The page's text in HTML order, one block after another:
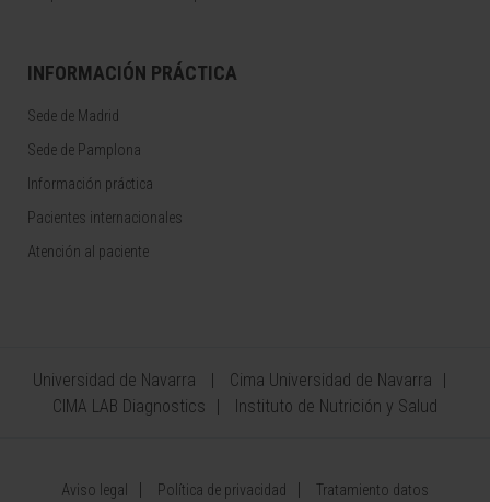
INFORMACIÓN PRÁCTICA
Sede de Madrid
Sede de Pamplona
Información práctica
Pacientes internacionales
Atención al paciente
Universidad de Navarra
Cima Universidad de Navarra
CIMA LAB Diagnostics
Instituto de Nutrición y Salud
Aviso legal Política de privacidad
Tratamiento datos